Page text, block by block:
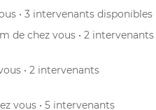
• 3 intervenants disponibles
de chez vous • 2 intervenants
• 2 intervenants
vous • 5 intervenants